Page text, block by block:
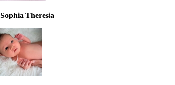
Sophia Theresia